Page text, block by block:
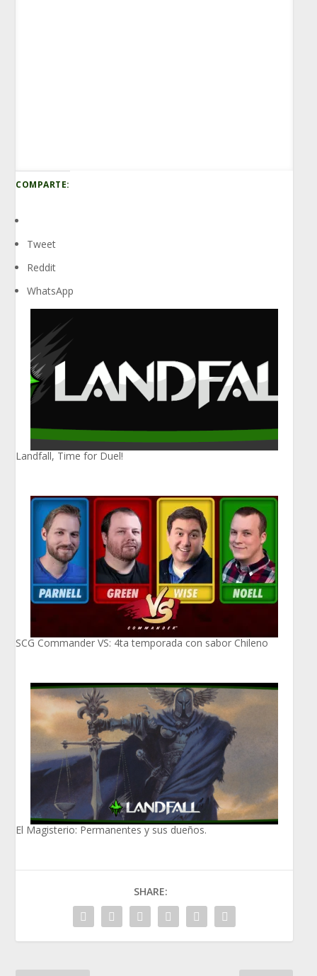
COMPARTE:
Tweet
Reddit
WhatsApp
Landfall, Time for Duel!
SCG Commander VS: 4ta temporada con sabor Chileno
El Magisterio: Permanentes y sus dueños.
SHARE: